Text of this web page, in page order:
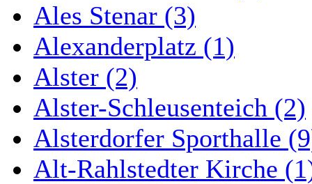
Ales Stenar (3)
Alexanderplatz (1)
Alster (2)
Alster-Schleusenteich (2)
Alsterdorfer Sporthalle
Alt-Rahlstedter Kirche